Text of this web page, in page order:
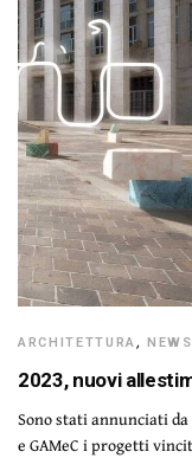
ARCHITETTURA,NEWS
2023, nuovi
Sono stati annunciati
e GAMeC i progetti